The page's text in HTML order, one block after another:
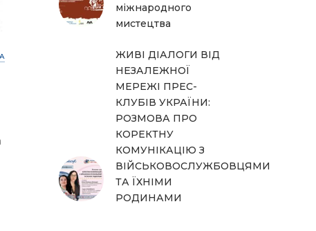
міжнародного
мистецтва
ЖИВІ ДІАЛОГИ ВІД
НЕЗАЛЕЖНОЇ
МЕРЕЖІ ПРЕС-
КЛУБІВ УКРАЇНИ:
РОЗМОВА ПРО
КОРЕКТНУ
КОМУНІКАЦІЮ З
ВІЙСЬКОВОСЛУЖБОВЦЯМИ
ТА ЇХНІМИ
РОДИНАМИ